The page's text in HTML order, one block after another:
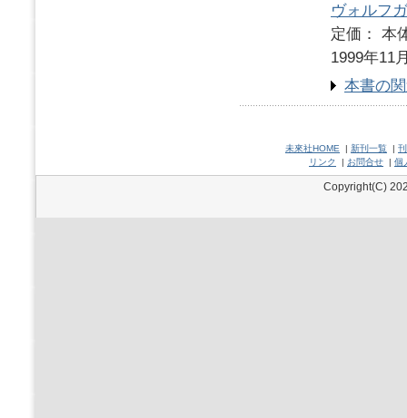
ヴォルフ
定価：
1999年11
本書の
未來社HOME | 新刊一覧 |
リンク
| お問合せ | 個
Copyright(C)